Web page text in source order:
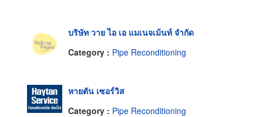
บริษัท วาย ไอ เอ แมเนจเม้นท์ จำกัด
Category : Pipe Reconditioning
หายตัน เซอร์วิส
Category : Pipe Reconditioning